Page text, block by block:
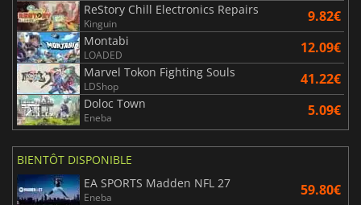
ReStory Chill Electronics Repairs
Kinguin 9.82€
Montabi
LOADED 12.09€
Marvel Tokon Fighting Souls
LDShop 41.22€
Doloc Town
Eneba 5.09€
BIENTÔT DISPONIBLE
EA SPORTS Madden NFL 27
Eneba 59.80€